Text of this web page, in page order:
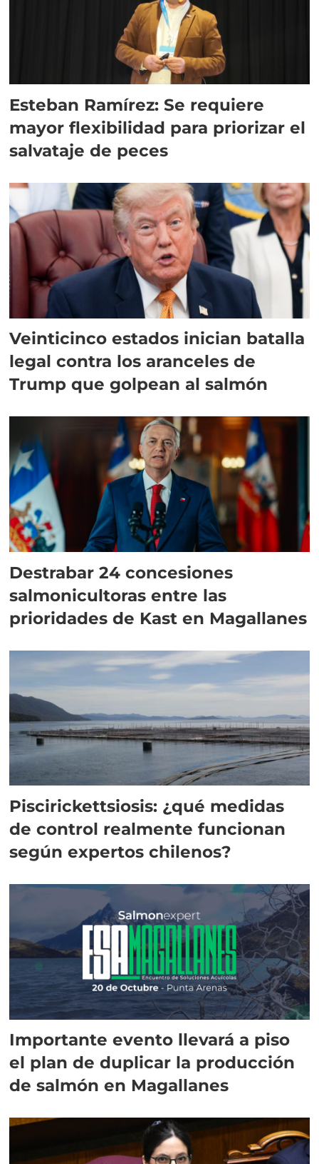
Esteban Ramírez: Se requiere
mayor flexibilidad para priorizar el
salvataje de peces
Veinticinco estados inician batalla
legal contra los aranceles de
Trump que golpean al salmón
Destrabar 24 concesiones
salmonicultoras entre las
prioridades de Kast en Magallanes
Piscirickettsiosis: ¿qué medidas
de control realmente funcionan
según expertos chilenos?
Importante evento llevará a piso
el plan de duplicar la producción
de salmón en Magallanes